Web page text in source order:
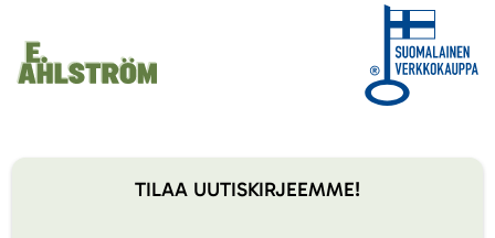
TILAA UUTISKIRJEEMME!